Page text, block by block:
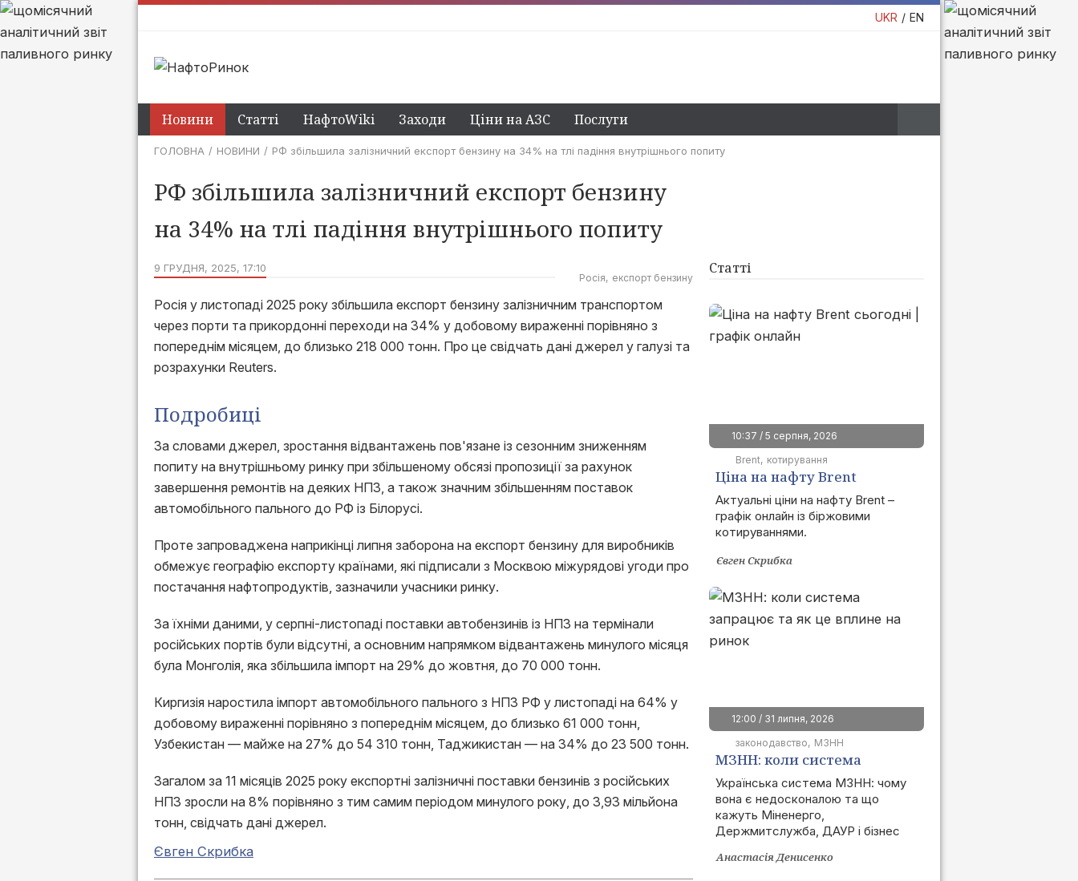
UKR EN
Новини Статті НафтоWiki Заходи Ціни на АЗС Послуги
ГОЛОВНА НОВИНИ РФ збільшила залізничний експорт бензину на 34% на тлі падіння внутрішнього попиту
РФ збільшила залізничний експорт бензину
на 34% на тлі падіння внутрішнього попиту
9 ГРУДНЯ, 2025, 17:10
Росія експорт бензину
Росія у листопаді 2025 року збільшила експорт бензину залізничним транспортом
через порти та прикордонні переходи на 34% у добовому вираженні порівняно з
попереднім місяцем, до близько 218 000 тонн. Про це свідчать дані джерел у галузі та
розрахунки Reuters.
Подробиці
За словами джерел, зростання відвантажень пов'язане із сезонним зниженням
попиту на внутрішньому ринку при збільшеному обсязі пропозиції за рахунок
завершення ремонтів на деяких НПЗ, а також значним збільшенням поставок
автомобільного пального до РФ із Білорусі.
Проте запроваджена наприкінці липня заборона на експорт бензину для виробників
обмежує географію експорту країнами, які підписали з Москвою міжурядові угоди про
постачання нафтопродуктів, зазначили учасники ринку.
За їхніми даними, у серпні-листопаді поставки автобензинів із НПЗ на термінали
російських портів були відсутні, а основним напрямком відвантажень минулого місяця
була Монголія, яка збільшила імпорт на 29% до жовтня, до 70 000 тонн.
Киргизія наростила імпорт автомобільного пального з НПЗ РФ у листопаді на 64% у
добовому вираженні порівняно з попереднім місяцем, до близько 61 000 тонн,
Узбекистан — майже на 27% до 54 310 тонн, Таджикистан — на 34% до 23 500 тонн.
Загалом за 11 місяців 2025 року експортні залізничні поставки бензинів з російських
НПЗ зросли на 8% порівняно з тим самим періодом минулого року, до 3,93 мільйона
тонн, свідчать дані джерел.
Євген Скрибка
Статті
10:37 / 5 серпня, 2026
Brent котирування
Ціна на нафту Brent
сьогодні | графік онлайн
Актуальні ціни на нафту Brent –
графік онлайн із біржовими
котируваннями.
Євген Скрибка
12:00 / 31 липня, 2026
законодавство
МЗНН
МЗНН: коли система
запрацює та як це вплине
на ринок
Українська система МЗНН: чому
вона є недосконалою та що
кажуть Міненерго,
Держмитслужба, ДАУР і бізнес
Анастасія Денисенко